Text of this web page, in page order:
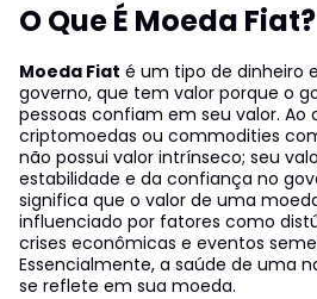
O Que É Moeda Fiat?
Moeda Fiat é um tipo de dinheiro
governo, que tem valor porque o
pessoas confiam em seu valor. Ao
criptomoedas ou commodities
não possui valor intrínseco; seu
estabilidade e da confiança no
significa que o valor de uma
influenciado por fatores como
crises econômicas e eventos
Essencialmente, a saúde de uma
se reflete em sua moeda.